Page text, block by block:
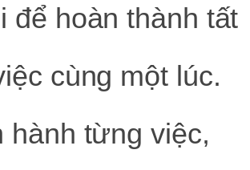
để hoàn thành tất
cùng một lúc.
hành từng việc,